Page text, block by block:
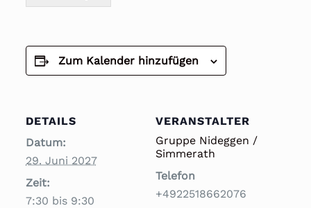
Zum Kalender hinzufügen
DETAILS
Datum:
29. Juni 2027
Zeit:
7:30 bis 9:30
VERANSTALTER
Gruppe Nideggen /
Simmerath
Telefon
+4922518662076